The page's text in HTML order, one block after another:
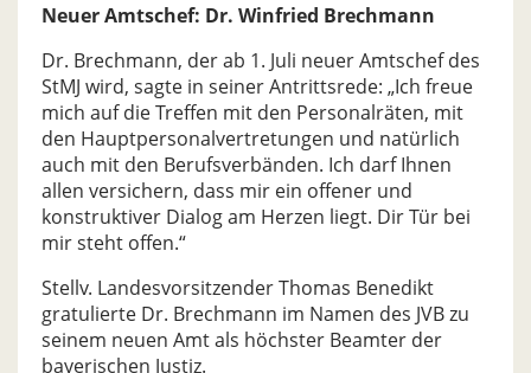
Neuer Amtschef: Dr. Winfried Brechmann
Dr. Brechmann, der ab 1. Juli neuer Amtschef des
StMJ wird, sagte in seiner Antrittsrede: „Ich freue
mich auf die Treffen mit den Personalräten, mit
den Hauptpersonalvertretungen und natürlich
auch mit den Berufsverbänden. Ich darf Ihnen
allen versichern, dass mir ein offener und
konstruktiver Dialog am Herzen liegt. Dir Tür bei
mir steht offen.“
Stellv. Landesvorsitzender Thomas Benedikt
gratulierte Dr. Brechmann im Namen des JVB zu
seinem neuen Amt als höchster Beamter der
bayerischen Justiz.